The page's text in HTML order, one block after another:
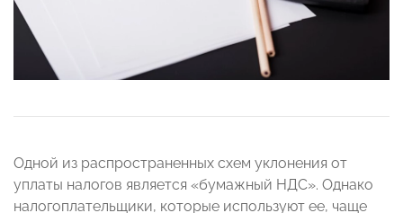
Одной из распространенных схем уклонения от
уплаты налогов является «бумажный НДС». Однако
налогоплательщики, которые используют ее, чаще